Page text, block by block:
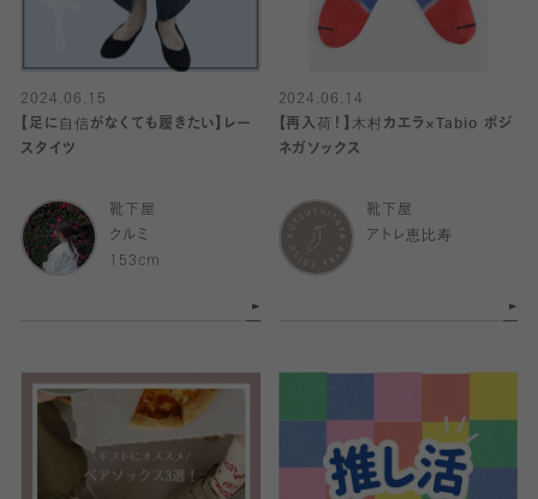
2024.06.15
【足に自信がなくても履きたい】レー
スタイツ
靴下屋
クルミ
153cm
2024.06.14
【再入荷！】木村カエラ×Tabio ポジ
ネガソックス
靴下屋
アトレ恵比寿